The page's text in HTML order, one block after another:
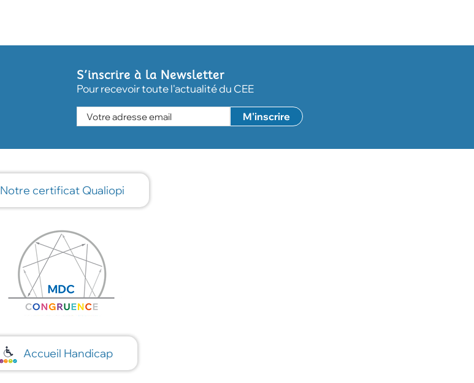
S’inscrire à la Newsletter
Pour recevoir toute l'actualité du CEE
Notre certificat Qualiopi
Accueil Handicap